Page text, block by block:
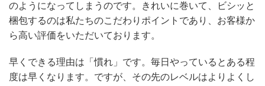
のようになってしまうのです。きれいに巻いて、ビシッと
梱包するのは私たちのこだわりポイントであり、お客様か
ら高い評価をいただいております。
早くできる理由は「慣れ」です。毎日やっているとある程
度は早くなります。ですが、その先のレベルはよりよくし